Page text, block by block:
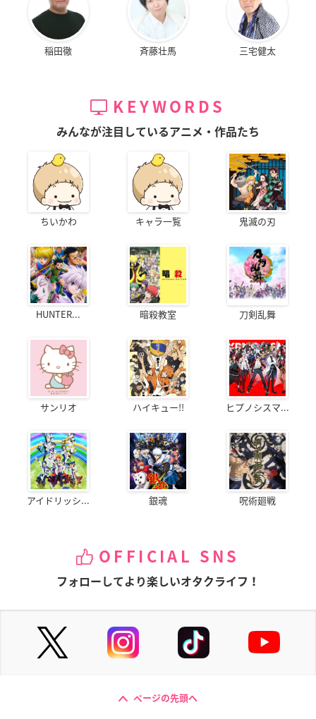
稲田徹 斉藤壮馬 三宅健太
KEYWORDS
みんなが注目しているアニメ・作品たち
ちいかわ キャラ一覧 鬼滅の刃
HUNTER... 暗殺教室 刀剣乱舞
サンリオ ハイキュー!! ヒプノシスマ...
アイドリッシ... 銀魂 呪術廻戦
OFFICIAL SNS
フォローしてより楽しいオタクライフ！
ページの先頭へ